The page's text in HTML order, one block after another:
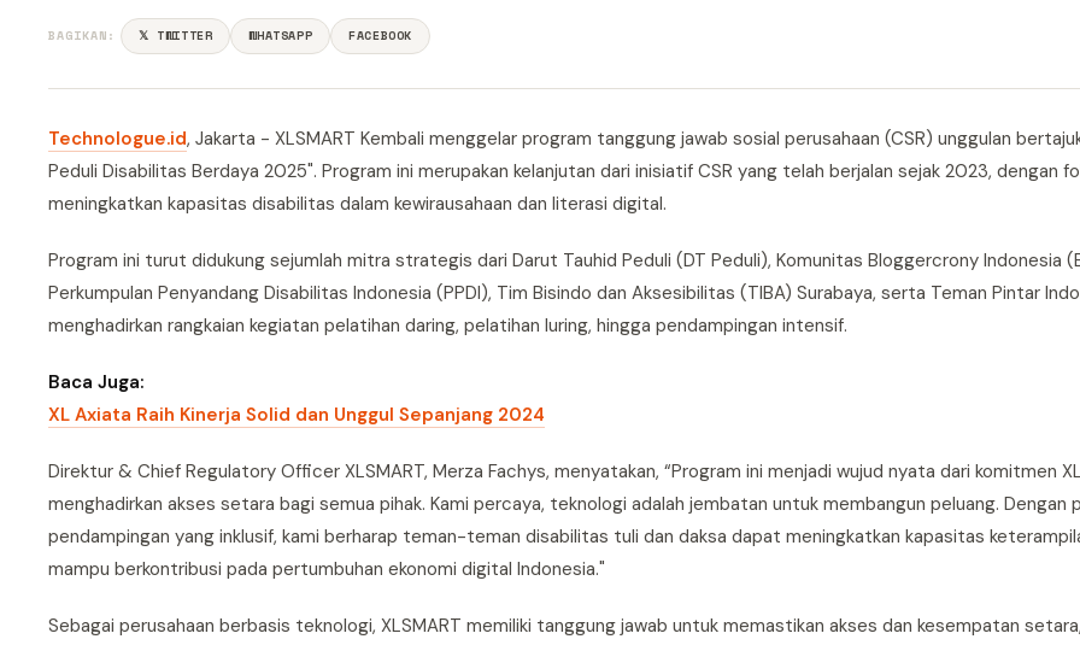
BAGIKAN: 𝕏 TWITTER WHATSAPP FACEBOOK
Technologue.id, Jakarta - XLSMART Kembali menggelar program tanggung jawab sosial perusahaan (CSR) unggulan
Peduli Disabilitas Berdaya 2025". Program ini merupakan kelanjutan dari inisiatif CSR yang telah berjalan sejak 2023, dengan
meningkatkan kapasitas disabilitas dalam kewirausahaan dan literasi digital.
Program ini turut didukung sejumlah mitra strategis dari Darut Tauhid Peduli (DT Peduli), Komunitas Bloggercrony Indonesia
Perkumpulan Penyandang Disabilitas Indonesia (PPDI), Tim Bisindo dan Aksesibilitas (TIBA) Surabaya, serta Teman Pintar
menghadirkan rangkaian kegiatan pelatihan daring, pelatihan luring, hingga pendampingan intensif.
Baca Juga:
XL Axiata Raih Kinerja Solid dan Unggul Sepanjang 2024
Direktur & Chief Regulatory Officer XLSMART, Merza Fachys, menyatakan, “Program ini menjadi wujud nyata dari komitmen
menghadirkan akses setara bagi semua pihak. Kami percaya, teknologi adalah jembatan untuk membangun peluang. Dengan
pendampingan yang inklusif, kami berharap teman-teman disabilitas tuli dan daksa dapat meningkatkan kapasitas
mampu berkontribusi pada pertumbuhan ekonomi digital Indonesia."
Sebagai perusahaan berbasis teknologi, XLSMART memiliki tanggung jawab untuk memastikan akses dan kesempatan